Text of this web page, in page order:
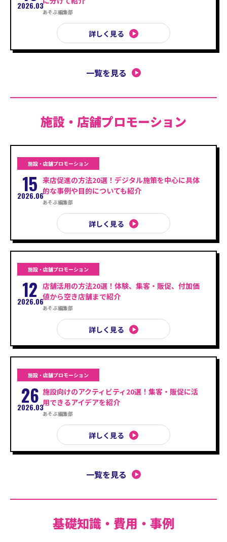
2026.03
あそぶ編集部
詳しく見る
一覧を見る
施設・店舗プロモーション
施設・店舗プロモーション
15
2026.06
来店促進の方法20選！デジタル施策を中心に具体
的な事例や目的についても紹介
あそぶ編集部
詳しく見る
施設・店舗プロモーション
12
2026.06
店舗活用の方法20選！体験、集客・販促、付加価
値から空き店舗まで紹介
あそぶ編集部
詳しく見る
施設・店舗プロモーション
26
2026.03
施設向けのアクティビティ20選！集客・販促に活
用できるアイデアを紹介
あそぶ編集部
詳しく見る
一覧を見る
基礎知識・費用・事例